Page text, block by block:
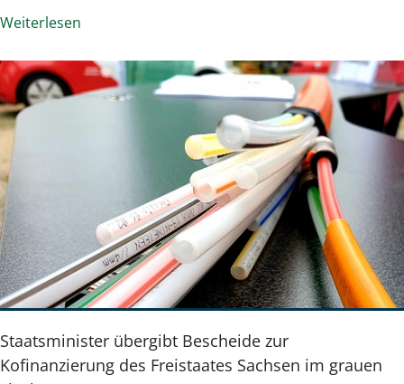
Weiterlesen
Staatsminister übergibt Bescheide zur
Kofinanzierung des Freistaates Sachsen im grauen